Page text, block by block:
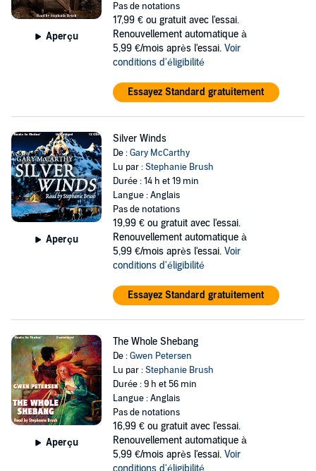
Aperçu
Pas de notations
17,99 € ou gratuit avec l'essai.
Renouvellement automatique à
5,99 €/mois après l'essai. Voir
conditions d'éligibilité
Essayez Standard gratuitement
Aperçu
Silver Winds
De :Gary McCarthy
Lu par :Stephanie Brush
Durée : 14 h et 19 min
Langue : Anglais
Pas de notations
19,99 € ou gratuit avec l'essai.
Renouvellement automatique à
5,99 €/mois après l'essai. Voir
conditions d'éligibilité
Essayez Standard gratuitement
Aperçu
The Whole Shebang
De :Gwen Petersen
Lu par :Stephanie Brush
Durée : 9 h et 56 min
Langue : Anglais
Pas de notations
16,99 € ou gratuit avec l'essai.
Renouvellement automatique à
5,99 €/mois après l'essai. Voir
conditions d'éligibilité